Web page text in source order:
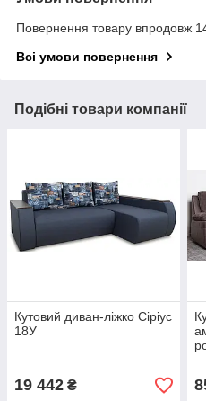
Повернення товару впродовж
Всі умови повернення
Подібні товари компанії
Кутовий диван-ліжко Сіріус
18У
19 442 ₴